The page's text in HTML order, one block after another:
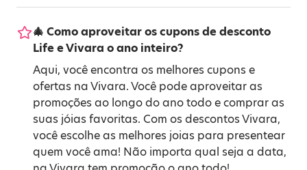
🎄 Como aproveitar os cupons de desconto
Life e Vivara o ano inteiro?
Aqui, você encontra os melhores cupons e
ofertas na Vivara. Você pode aproveitar as
promoções ao longo do ano todo e comprar as
suas jóias favoritas. Com os descontos Vivara,
você escolhe as melhores joias para presentear
quem você ama! Não importa qual seja a data,